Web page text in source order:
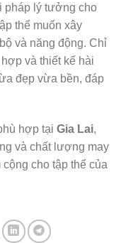
pháp lý tưởng cho
thể muốn xây
và năng động. Chỉ
và thiết kế hài
đẹp vừa bền, đáp
hợp tại Gia Lai,
và chất lượng may
cho tập thể của